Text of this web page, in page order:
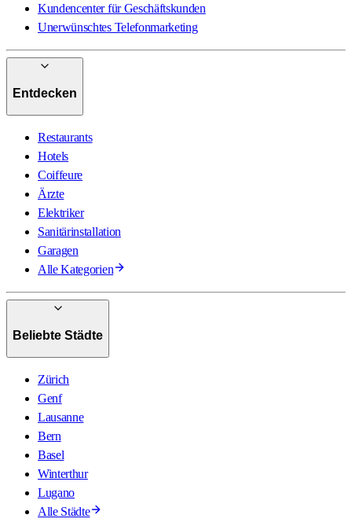
Kundencenter für Geschäftskunden
Unerwünschtes Telefonmarketing
Entdecken
Restaurants
Hotels
Coiffeure
Ärzte
Elektriker
Sanitärinstallation
Garagen
Alle Kategorien
Beliebte Städte
Zürich
Genf
Lausanne
Bern
Basel
Winterthur
Lugano
Alle Städte